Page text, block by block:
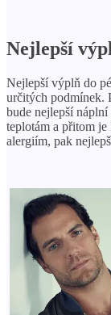
Nejlepší
Nejlepší výplň do
určitých podmínek.
bude nejlepší
teplotám a přitom
alergiím, pak